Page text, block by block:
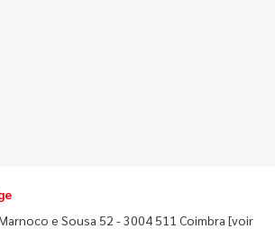
e Sousa 52 - 3004 511 Coimbra [voir